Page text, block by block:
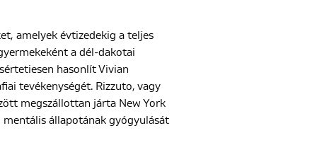
amelyek évtizedekig a teljes
a dél-dakotai
hasonlít Vivian
tevékenységét. Rizzuto, vagy
megszállottan járta New York
állapotának gyógyulását